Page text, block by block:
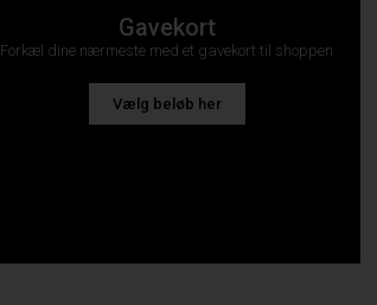
Gavekort
Forkæl dine nærmeste med et gavekort til shoppen
Vælg beløb her